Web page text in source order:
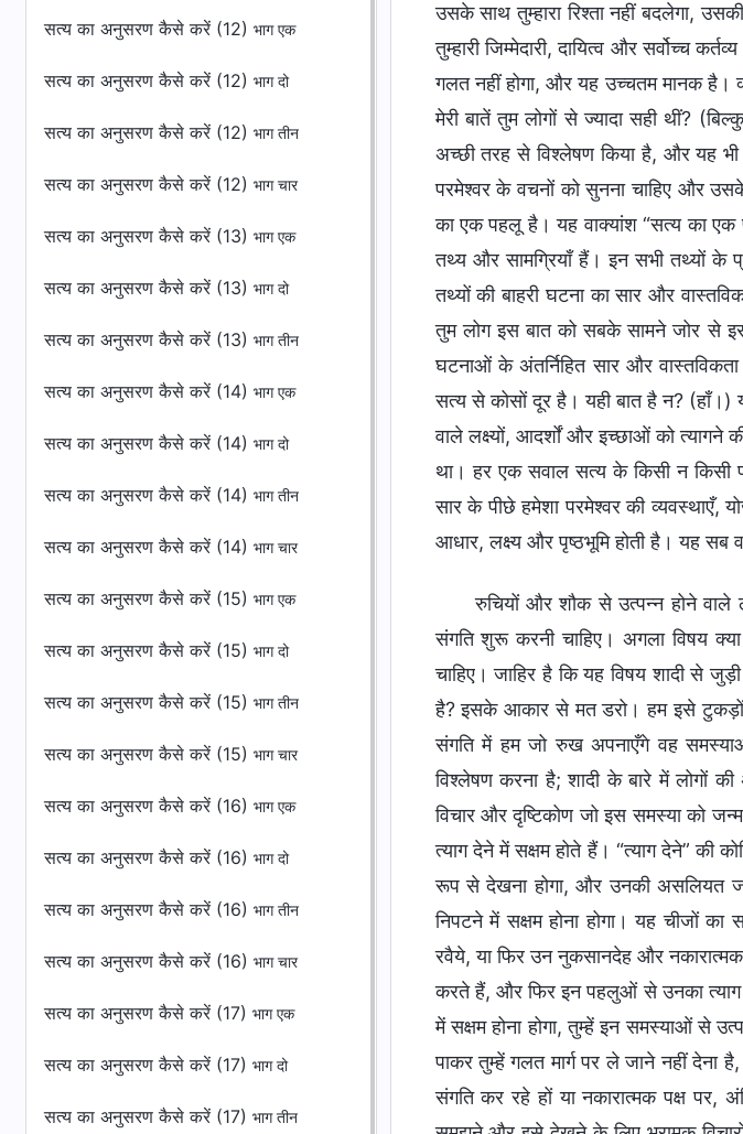
सत्य का अनुसरण कैसे करें (12) भाग एक
सत्य का अनुसरण कैसे करें (12) भाग दो
सत्य का अनुसरण कैसे करें (12) भाग तीन
सत्य का अनुसरण कैसे करें (12) भाग चार
सत्य का अनुसरण कैसे करें (13) भाग एक
सत्य का अनुसरण कैसे करें (13) भाग दो
सत्य का अनुसरण कैसे करें (13) भाग तीन
सत्य का अनुसरण कैसे करें (14) भाग एक
सत्य का अनुसरण कैसे करें (14) भाग दो
सत्य का अनुसरण कैसे करें (14) भाग तीन
सत्य का अनुसरण कैसे करें (14) भाग चार
सत्य का अनुसरण कैसे करें (15) भाग एक
सत्य का अनुसरण कैसे करें (15) भाग दो
सत्य का अनुसरण कैसे करें (15) भाग तीन
सत्य का अनुसरण कैसे करें (15) भाग चार
सत्य का अनुसरण कैसे करें (16) भाग एक
सत्य का अनुसरण कैसे करें (16) भाग दो
सत्य का अनुसरण कैसे करें (16) भाग तीन
सत्य का अनुसरण कैसे करें (16) भाग चार
सत्य का अनुसरण कैसे करें (17) भाग एक
सत्य का अनुसरण कैसे करें (17) भाग दो
सत्य का अनुसरण कैसे करें (17) भाग तीन
उसके साथ तुम्हारा रिश्ता नहीं बदलेगा,
तुम्हारी जिम्मेदारी, दायित्व और सर्वोच्च
गलत नहीं होगा, और यह उच्चतम मानक है।
मेरी बातें तुम लोगों से ज्यादा सही थीं?
अच्छी तरह से विश्लेषण किया है, और यह भी
परमेश्वर के वचनों को सुनना चाहिए और
का एक पहलू है। यह वाक्यांश “सत्य का एक
तथ्य और सामग्रियाँ हैं। इन सभी तथ्यों के
तथ्यों की बाहरी घटना का सार और
तुम लोग इस बात को सबके सामने जोर से
घटनाओं के अंतर्निहित सार और
सत्य से कोसों दूर है। यही बात है न?
वाले लक्ष्यों, आदर्शों और इच्छाओं को
था। हर एक सवाल सत्य के किसी न किसी
सार के पीछे हमेशा परमेश्वर की व्यवस्थाएँ,
आधार, लक्ष्य और पृष्ठभूमि होती है। यह सब
रुचियों और शौक से उत्पन्न होने वाले
संगति शुरू करनी चाहिए। अगला विषय
चाहिए। जाहिर है कि यह विषय शादी से
है? इसके आकार से मत डरो। हम इसे टुकड़ों
संगति में हम जो रुख अपनाएँगे वह
विश्लेषण करना है; शादी के बारे में लोगों
विचार और दृष्टिकोण जो इस समस्या को
त्याग देने में सक्षम होते हैं। “त्याग देने”
रूप से देखना होगा, और उनकी असलियत
निपटने में सक्षम होना होगा। यह चीजों
रवैये, या फिर उन नुकसानदेह और नकारात्मक
करते हैं, और फिर इन पहलुओं से उनका त्याग
में सक्षम होना होगा, तुम्हें इन समस्याओं से
पाकर तुम्हें गलत मार्ग पर ले जाने नहीं देना
संगति कर रहे हों या नकारात्मक पक्ष पर,